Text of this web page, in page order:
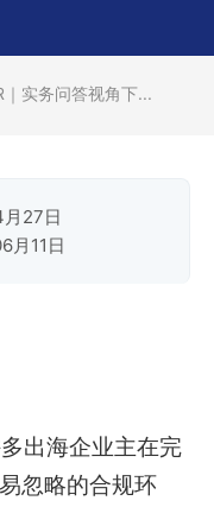
实务问答视角下...
27日
月11日
出海企业主在完
忽略的合规环